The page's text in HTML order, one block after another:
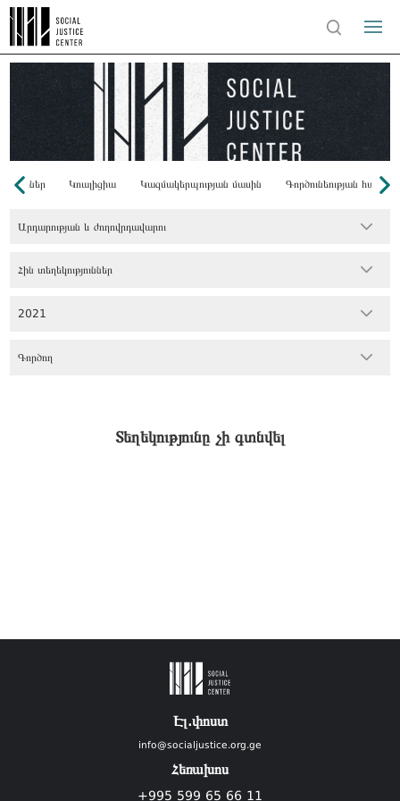
Կոալիցիա Կազմակերպության մասին Գործունեության
Արդարության և ժողովրդավարու
Հին տեղեկություններ
2021
Գործող
Տեղեկությունը չի գտնվել
Էլ.փոստ
info@socialjustice.org.ge
Հեռախոս
+995 599 65 66 11